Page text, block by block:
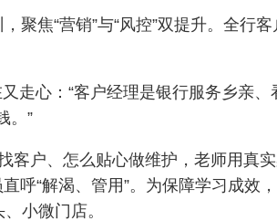
焦“营销”与“风控”双提升。全行
走心：“客户经理是银行服务乡亲
。”
户、怎么贴心做维护，老师用真
呼“解渴、管用”。 为保障学习成效
小微门店。